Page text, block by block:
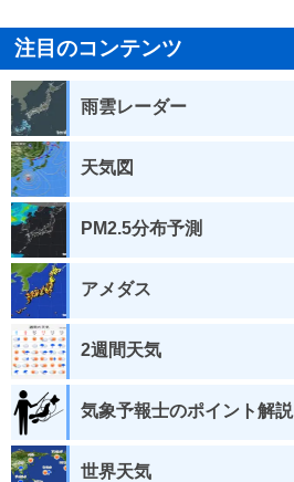
注目のコンテンツ
雨雲レーダー
天気図
PM2.5分布予測
アメダス
2週間天気
気象予報士のポイント解説
世界天気